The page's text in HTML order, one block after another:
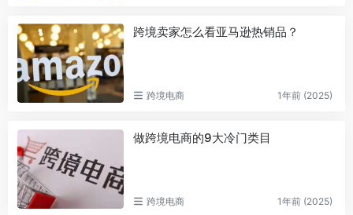
跨境卖家怎么看亚马逊热销品？
跨境电商 1年前 (2025)
做跨境电商的9大冷门类目
跨境电商 1年前 (2025)